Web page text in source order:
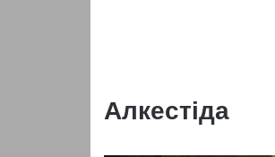
Алкестіда